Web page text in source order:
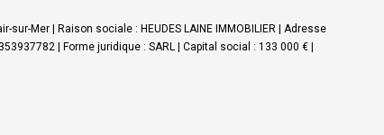
sur-Mer | Raison sociale : HEUDES LAINE IMMOBILIER | Adresse
| Forme juridique : SARL | Capital social : 133 000 € |